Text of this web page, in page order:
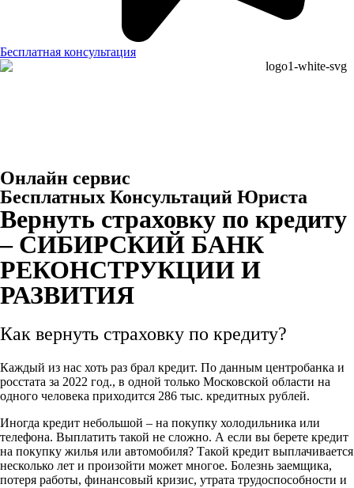
Бесплатная консультация
Онлайн сервис
Бесплатных Консультаций Юриста
Вернуть страховку по кредиту
– СИБИРСКИЙ БАНК
РЕКОНСТРУКЦИИ И
РАЗВИТИЯ
Как вернуть страховку по кредиту?
Каждый из нас хоть раз брал кредит. По данным центробанка и
росстата за 2022 год., в одной только Московской области на
одного человека приходится 286 тыс. кредитных рублей.
Иногда кредит небольшой – на покупку холодильника или
телефона. Выплатить такой не сложно. А если вы берете кредит
на покупку жилья или автомобиля? Такой кредит выплачивается
несколько лет и произойти может многое. Болезнь заемщика,
потеря работы, финансовый кризис, утрата трудоспособности и